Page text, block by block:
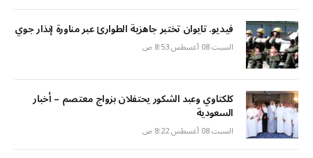
فيديو. تايوان تختبر جاهزية الطوارئ عبر مناورة إنذار جوي
السبت 08 أغسطس 8:53 ص
كلكتاوي وعبد الشكور يحتفلان بزواج معتصم – أخبار
السعودية
السبت 08 أغسطس 8:22 ص